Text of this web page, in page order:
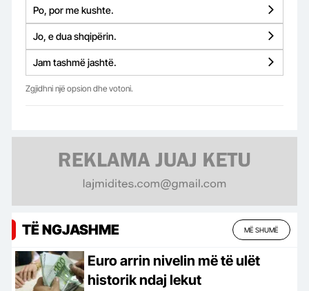
Po, por me kushte.
Jo, e dua shqipërin.
Jam tashmë jashtë.
Zgjidhni një opsion dhe votoni.
TË NGJASHME MË SHUMË
Euro arrin nivelin më të ulët
historik ndaj lekut